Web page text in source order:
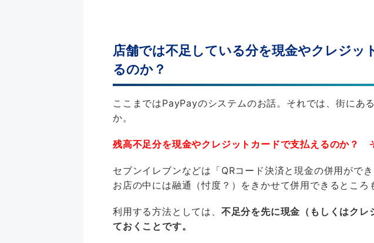
店舗では不足している分を現金やクレジッ
るのか？
ここまではPayPayのシステムのお話。それでは、街にあ
か。
残高不足分を現金やクレジットカードで支払えるのか？
セブンイレブンなどは「QRコード決済と現金の併用ができ
お店の中には融通（忖度？）をきかせて併用できるところ
利用する方法としては、 不足分を先に現金（もしくはクレ
ておくことです。